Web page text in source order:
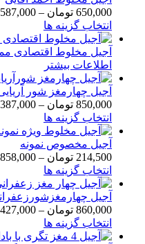
650,000 تومان –
انتخاب گزینه ها
آجیل مخلوط اقتصادی
اطلاعات بیشتر
آجیل چهارمغز شور
850,000 تومان –
انتخاب گزینه ها
آجیل مخصوص نمونه
214,500 تومان –
858,000
انتخاب گزینه ها
آجیل
860,000 تومان –
انتخاب گزینه ها